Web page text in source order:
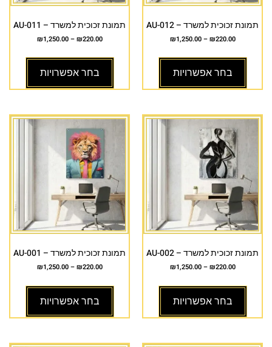
תמונת זכוכית למשרד – AU-012
₪220.00
–
₪1,250.00
בחר אפשרויות
תמונת זכוכית למשרד – AU-011
₪220.00
–
₪1,250.00
בחר אפשרויות
תמונת זכוכית למשרד – AU-002
₪220.00
–
₪1,250.00
בחר אפשרויות
תמונת זכוכית למשרד – AU-001
₪220.00
–
₪1,250.00
בחר אפשרויות